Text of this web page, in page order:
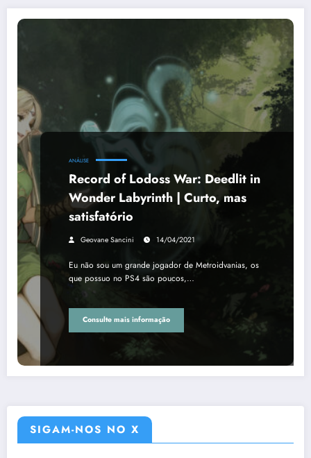
ANÁLISE
Record of Lodoss War: Deedlit in
Wonder Labyrinth | Curto, mas
satisfatório
Geovane Sancini 14/04/2021
Eu não sou um grande jogador de Metroidvanias, os
que possuo no PS4 são poucos,…
Consulte mais informação
SIGAM-NOS NO X